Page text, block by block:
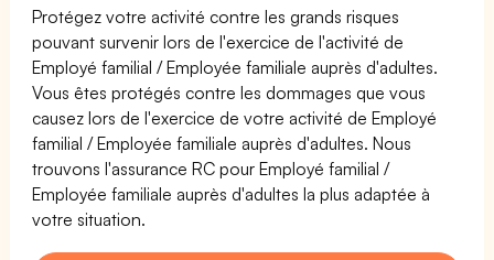
Protégez votre activité contre les grands risques
pouvant survenir lors de l'exercice de l'activité de
Employé familial / Employée familiale auprès d'adultes.
Vous êtes protégés contre les dommages que vous
causez lors de l'exercice de votre activité de Employé
familial / Employée familiale auprès d'adultes. Nous
trouvons l'assurance RC pour Employé familial /
Employée familiale auprès d'adultes la plus adaptée à
votre situation.